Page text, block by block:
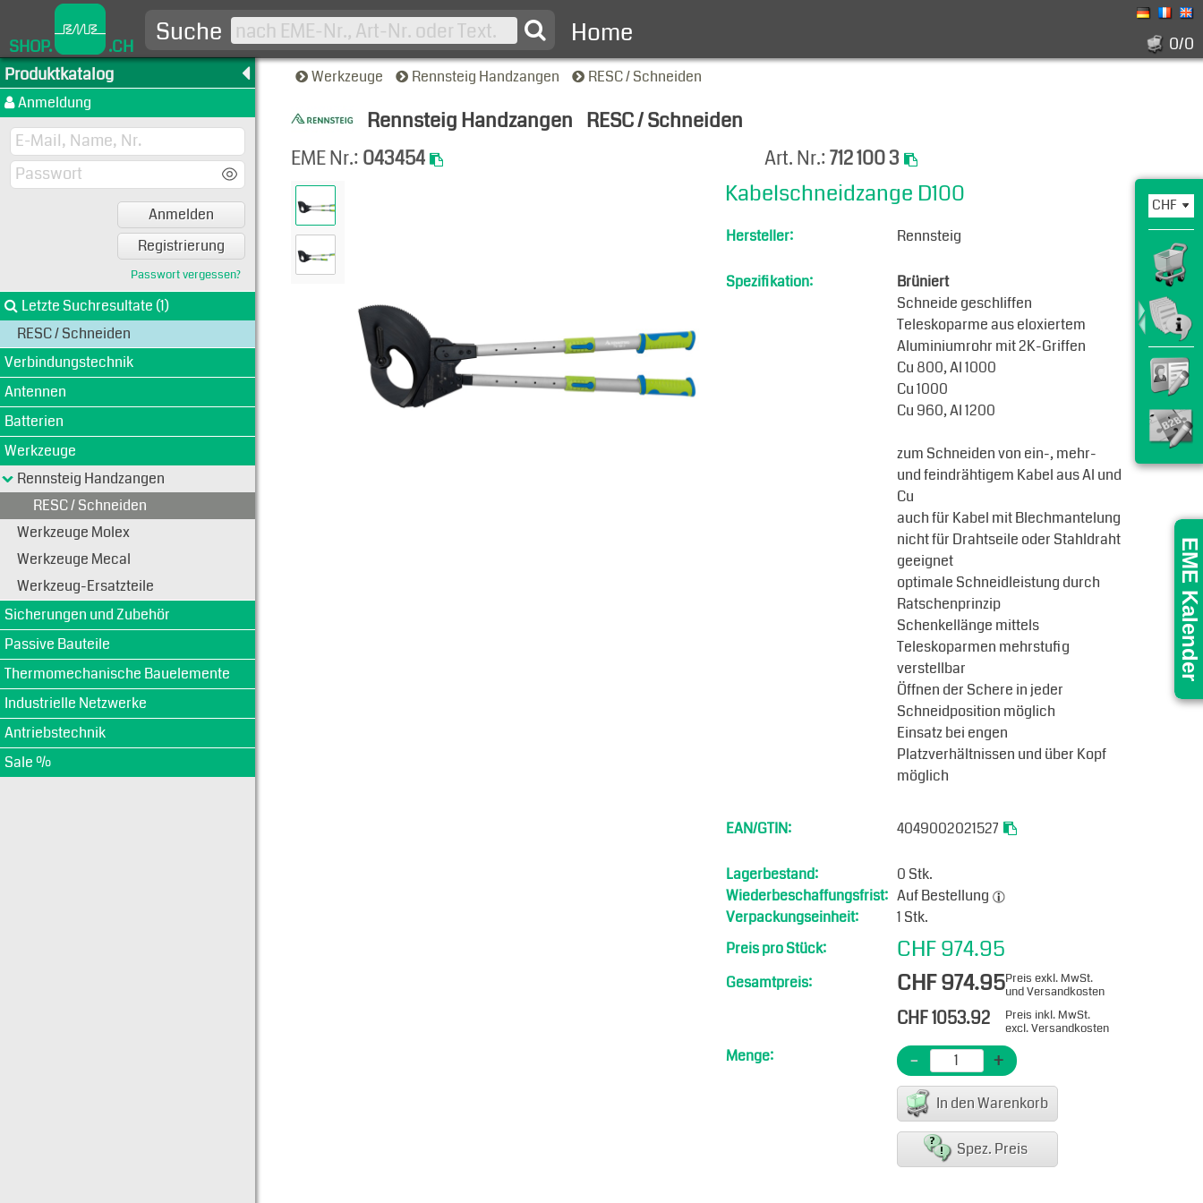
EME Kalender
SHOP. .CH Suche Home
0/0
Produktkatalog
Anmeldung
Anmelden
Registrierung
Passwort vergessen?
Letzte Suchresultate (1)
RESC / Schneiden
Verbindungstechnik
Antennen
Batterien
Werkzeuge
Rennsteig Handzangen
RESC / Schneiden
Werkzeuge Molex
Werkzeuge Mecal
Werkzeug-Ersatzteile
Sicherungen und Zubehör
Passive Bauteile
Thermomechanische Bauelemente
Industrielle Netzwerke
Antriebstechnik
Sale %
Werkzeuge Rennsteig Handzangen RESC / Schneiden
Rennsteig Handzangen RESC / Schneiden
Produkt-Ansicht
EME Nr.: 043454 Art. Nr.:712 100 3
Kabelschneidzange D100
Hersteller: Rennsteig
Spezifikation:
Brüniert
Schneide geschliffen
Teleskoparme aus eloxiertem
Aluminiumrohr mit 2K-Griffen
Cu 800, Al 1000
Cu 1000
Cu 960, Al 1200
zum Schneiden von ein-, mehr-
und feindrähtigem Kabel aus Al und
Cu
auch für Kabel mit Blechmantelung
nicht für Drahtseile oder Stahldraht
geeignet
optimale Schneidleistung durch
Ratschenprinzip
Schenkellänge mittels
Teleskoparmen mehrstufig
verstellbar
Öffnen der Schere in jeder
Schneidposition möglich
Einsatz bei engen
Platzverhältnissen und über Kopf
möglich
EAN/GTIN: 4049002021527
Lagerbestand:
Wiederbeschaffungsfrist:
Verpackungseinheit:
0 Stk.
Auf Bestellung
1 Stk.
Preis pro Stück:
CHF 974.95
Gesamtpreis: CHF 974.95Preis exkl. MwSt.
und Versandkosten
CHF 1053.92
Preis inkl. MwSt.
excl. Versandkosten
Menge: - +
In den Warenkorb
Spez. Preis